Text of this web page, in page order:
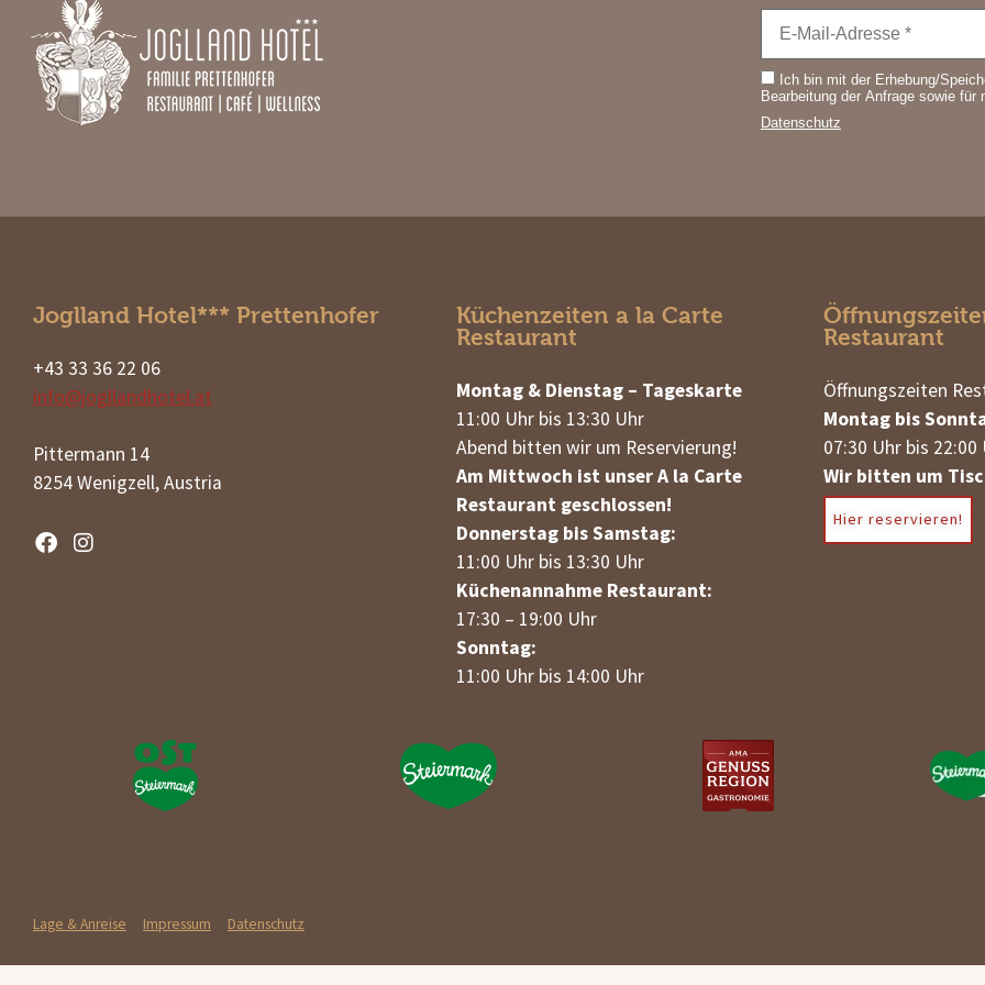
Ich bin mit der Erhebung/
Bearbeitung der Anfrage sowie
Datenschutz
Joglland Hotel*** Prettenhofer
+43 33 36 22 06
info@jogllandhotel.at
Pittermann 14
8254 Wenigzell, Austria
Küchenzeiten a la Carte
Restaurant
Montag & Dienstag – Tageskarte
11:00 Uhr bis 13:30 Uhr
Abend bitten wir um Reservierung!
Am Mittwoch ist unser A la Carte
Restaurant geschlossen!
Donnerstag bis Samstag:
11:00 Uhr bis 13:30 Uhr
Küchenannahme Restaurant:
17:30 – 19:00 Uhr
Sonntag:
11:00 Uhr bis 14:00 Uhr
Restaurant
Öffnungszeiten
Montag bis
07:30 Uhr bis 22:00
Wir bitten um
Hier reservieren!
Lage & Anreise Impressum Datenschutz